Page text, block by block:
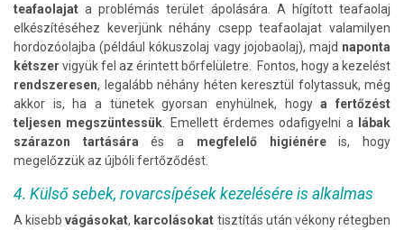
teafaolajata problémás terület ápolására. A hígított teafaolaj
elkészítéséhez keverjünk néhány csepp teafaolajat valamilyen
hordozóolajba (például kókuszolaj vagy jojobaolaj), majd naponta
kétszer vigyük fel az érintett bőrfelületre. Fontos, hogy a kezelést
rendszeresen, legalább néhány héten keresztül folytassuk, még
akkor is, ha a tünetek gyorsan enyhülnek, hogya fertőzést
teljesen megszüntessük . Emellett érdemes odafigyelni a
lábak
szárazon tartására és a megfelelő higiénéreis, hogy
megelőzzük az újbóli fertőződést.
4. Külső sebek, rovarcsípések kezelésére is alkalmas
A kisebbvágásokat, karcolásokat tisztítás után vékony rétegben